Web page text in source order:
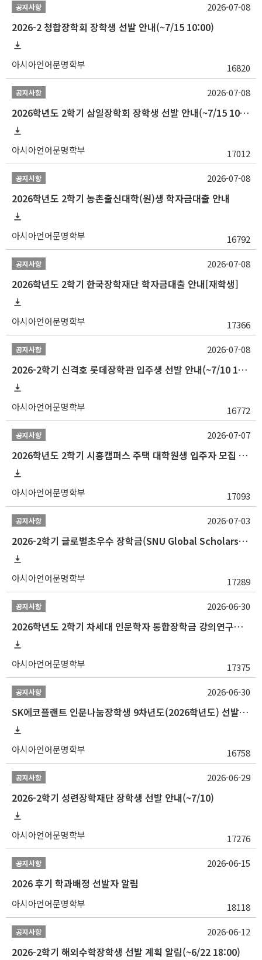
공지사항
2026-2 청합장학회 장학생 선발 안내(~7/15 10:00)
아시아언어문명학부 16820
2026-07-08
공지사항
2026학년도 2학기 삼일장학회 장학생 선발 안내(~7/15 10:00)
아시아언어문명학부 17012
2026-07-08
공지사항
2026학년도 2학기 농촌출신대학(원)생 학자금대출 안내
아시아언어문명학부 16792
2026-07-08
공지사항
2026학년도 2학기 한국장학재단 학자금대출 안내[재학생]
아시아언어문명학부 17366
2026-07-08
공지사항
2026-2학기 신격호 롯데장학관 입주생 선발 안내(~7/10 10:00)
아시아언어문명학부 16772
2026-07-08
공지사항
2026학년도 2학기 시흥캠퍼스 주택 대학원생 입주자 모집 안내
아시아언어문명학부 17093
2026-07-07
공지사항
2026-2학기 글로벌초우수 장학금(SNU Global Scholarship, GS) 신청 안내(~7/12 23:00)
아시아언어문명학부 17289
2026-07-03
공지사항
2026학년도 2학기 차세대 인문학자 통합장학금 강의연구조교 선발 안내(~7/8)
아시아언어문명학부 17375
2026-06-30
공지사항
SK에코플랜트 인문나눔장학생 9차년도(2026학년도) 선발 안내(~7/20)
아시아언어문명학부 16758
2026-06-30
공지사항
2026-2학기 성련장학재단 장학생 선발 안내(~7/10)
아시아언어문명학부 17276
2026-06-29
공지사항
2026 후기 학과배정 선발자 알림
아시아언어문명학부 18118
2026-06-15
공지사항
2026-2학기 해외수학장학생 선발 계획 알림(~6/22 18:00)
2026-06-12